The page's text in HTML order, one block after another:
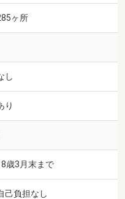
ヶ所
し
り
歳3月末まで
己負担なし